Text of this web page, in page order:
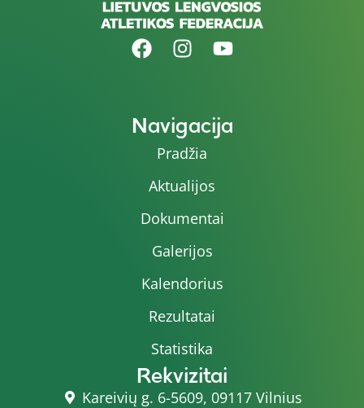
Navigacija
Pradžia
Aktualijos
Dokumentai
Galerijos
Kalendorius
Rezultatai
Statistika
Rekvizitai
Kareivių g. 6-5609, 09117 Vilnius